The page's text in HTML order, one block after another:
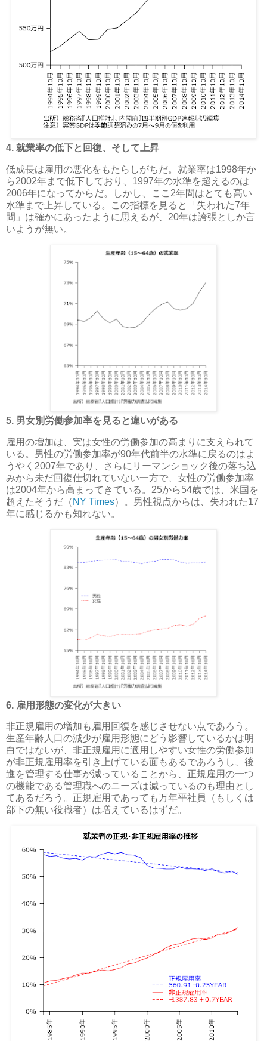
4. 就業率の低下と回復、そして上昇
低成長は雇用の悪化をもたらしがちだ。就業率は1998年か
ら2002年まで低下しており、1997年の水準を超えるのは
2006年になってからだ。しかし、ここ2年間はとても高い
水準まで上昇している。この指標を見ると「失われた7年
間」は確かにあったように思えるが、20年は誇張としか言
いようが無い。
5. 男女別労働参加率を見ると違いがある
雇用の増加は、実は女性の労働参加の高まりに支えられて
いる。男性の労働参加率が90年代前半の水準に戻るのはよ
うやく2007年であり、さらにリーマンショック後の落ち込
みから未だ回復仕切れていない一方で、女性の労働参加率
は2004年から高まってきている。25から54歳では、米国を
超えたそうだ（ NY Times）。男性視点からは、失われた17
年に感じるかも知れない。
6. 雇用形態の変化が大きい
非正規雇用の増加も雇用回復を感じさせない点であろう。
生産年齢人口の減少が雇用形態にどう影響しているかは明
白ではないが、非正規雇用に適用しやすい女性の労働参加
が非正規雇用率を引き上げている面もあるであろうし、後
進を管理する仕事が減っていることから、正規雇用の一つ
の機能である管理職へのニーズは減っているのも理由とし
てあるだろう。正規雇用であっても万年平社員（もしくは
部下の無い役職者）は増えているはずだ。